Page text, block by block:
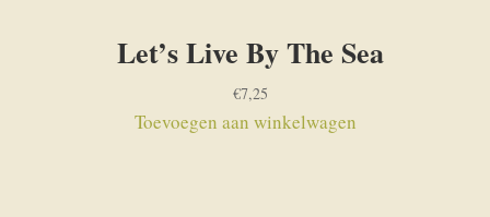
Let’s Live By The Sea
€7,25
Toevoegen aan winkelwagen